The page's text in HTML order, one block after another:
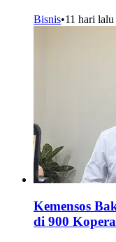
Bisnis•11 hari lalu
Kemensos
di 900